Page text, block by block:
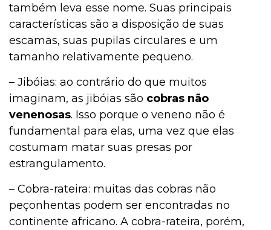
também leva esse nome. Suas principais
características são a disposição de suas
escamas, suas pupilas circulares e um
tamanho relativamente pequeno.
– Jibóias: ao contrário do que muitos
imaginam, as jibóias são cobras não
venenosas. Isso porque o veneno não é
fundamental para elas, uma vez que elas
costumam matar suas presas por
estrangulamento.
– Cobra-rateira: muitas das cobras não
peçonhentas podem ser encontradas no
continente africano. A cobra-rateira, porém,